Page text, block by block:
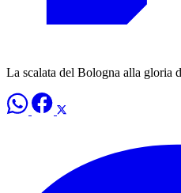
La scalata del Bologna alla gloria